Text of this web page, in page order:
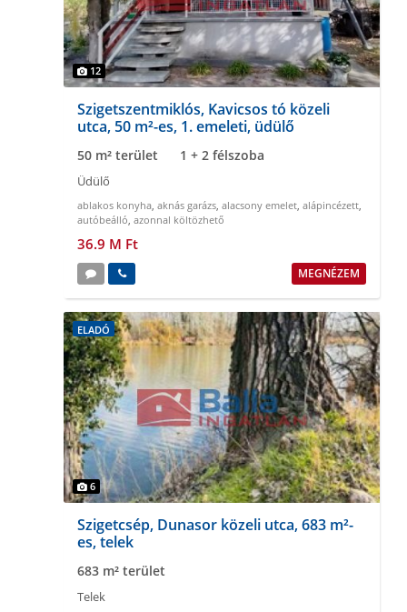
12
Szigetszentmiklós, Kavicsos tó közeli
utca, 50 m²-es, 1. emeleti, üdülő
50 m² terület 1 + 2 félszoba
Üdülő
ablakos konyha, aknás garázs, alacsony emelet, alápincézett,
autóbeálló, azonnal költözhető
36.9 M Ft
MEGNÉZEM
ELADÓ
6
Szigetcsép, Dunasor közeli utca, 683 m²-
es, telek
683 m² terület
Telek